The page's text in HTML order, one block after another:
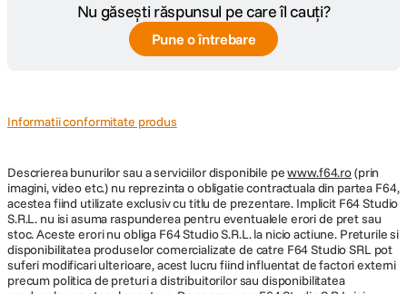
Nu găsești răspunsul pe care îl cauți?
Pune o întrebare
Informatii conformitate produs
Descrierea bunurilor sau a serviciilor disponibile pewww.f64.ro(prin
imagini, video etc.) nu reprezinta o obligatie contractuala din partea F64,
acestea fiind utilizate exclusiv cu titlu de prezentare. Implicit F64 Studio
S.R.L. nu isi asuma raspunderea pentru eventualele erori de pret sau
stoc. Aceste erori nu obliga F64 Studio S.R.L. la nicio actiune. Preturile si
disponibilitatea produselor comercializate de catre F64 Studio SRL pot
suferi modificari ulterioare, acest lucru fiind influentat de factori externi
precum politica de preturi a distribuitorilor sau disponibilitatea